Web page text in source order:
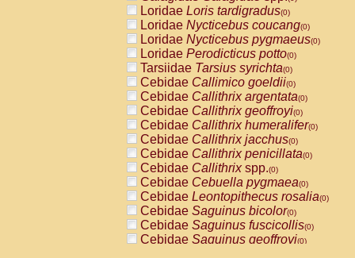
Loridae Loris tardigradus(0)
Loridae Nycticebus coucang(0)
Loridae Nycticebus pygmaeus(0)
Loridae Perodicticus potto(0)
Tarsiidae Tarsius syrichta(0)
Cebidae Callimico goeldii(0)
Cebidae Callithrix argentata(0)
Cebidae Callithrix geoffroyi(0)
Cebidae Callithrix humeralifer(0)
Cebidae Callithrix jacchus(0)
Cebidae Callithrix penicillata(0)
Cebidae Callithrixspp.(0)
Cebidae Cebuella pygmaea(0)
Cebidae Leontopithecus rosalia(0)
Cebidae Saguinus bicolor(0)
Cebidae Saguinus fuscicollis(0)
Cebidae Saguinus geoffroyi(0)